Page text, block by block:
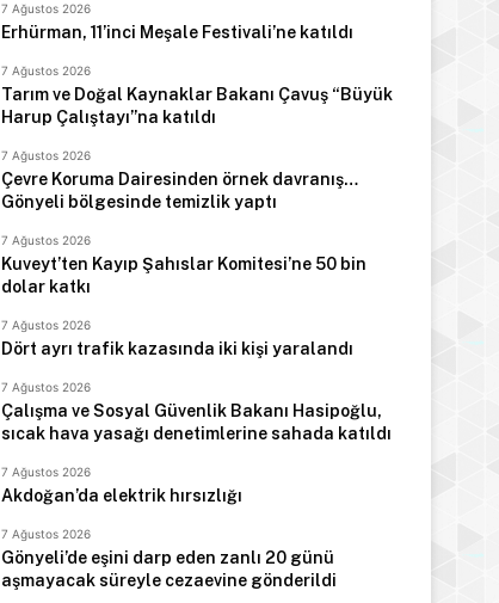
7 Ağustos 2026
Erhürman, 11’inci Meşale Festivali’ne katıldı
7 Ağustos 2026
Tarım ve Doğal Kaynaklar Bakanı Çavuş “Büyük
Harup Çalıştayı”na katıldı
7 Ağustos 2026
Çevre Koruma Dairesinden örnek davranış…
Gönyeli bölgesinde temizlik yaptı
7 Ağustos 2026
Kuveyt’ten Kayıp Şahıslar Komitesi’ne 50 bin
dolar katkı
7 Ağustos 2026
Dört ayrı trafik kazasında iki kişi yaralandı
7 Ağustos 2026
Çalışma ve Sosyal Güvenlik Bakanı Hasipoğlu,
sıcak hava yasağı denetimlerine sahada katıldı
7 Ağustos 2026
Akdoğan’da elektrik hırsızlığı
7 Ağustos 2026
Gönyeli’de eşini darp eden zanlı 20 günü
aşmayacak süreyle cezaevine gönderildi